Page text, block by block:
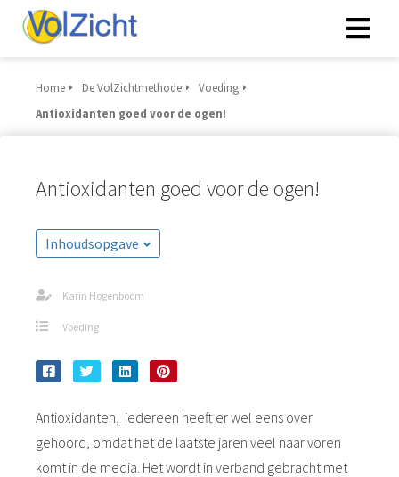
Home De VolZichtmethode
Voeding
Antioxidanten goed voor de ogen!
Antioxidanten goed voor de ogen!
Inhoudsopgave
Karin Hogenboom
Voeding
Antioxidanten, iedereen heeft er wel eens over
gehoord, omdat het de laatste jaren veel naar voren
komt in de media. Het wordt in verband gebracht met